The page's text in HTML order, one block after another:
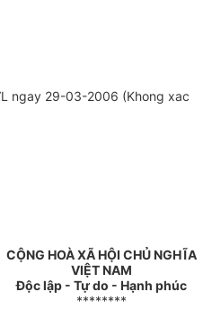
ngay 29-03-2006 (Khong xac
CỘNG HOÀ XÃ HỘI CHỦ NGHĨA
VIỆT NAM
Độc lập - Tự do - Hạnh phúc
********